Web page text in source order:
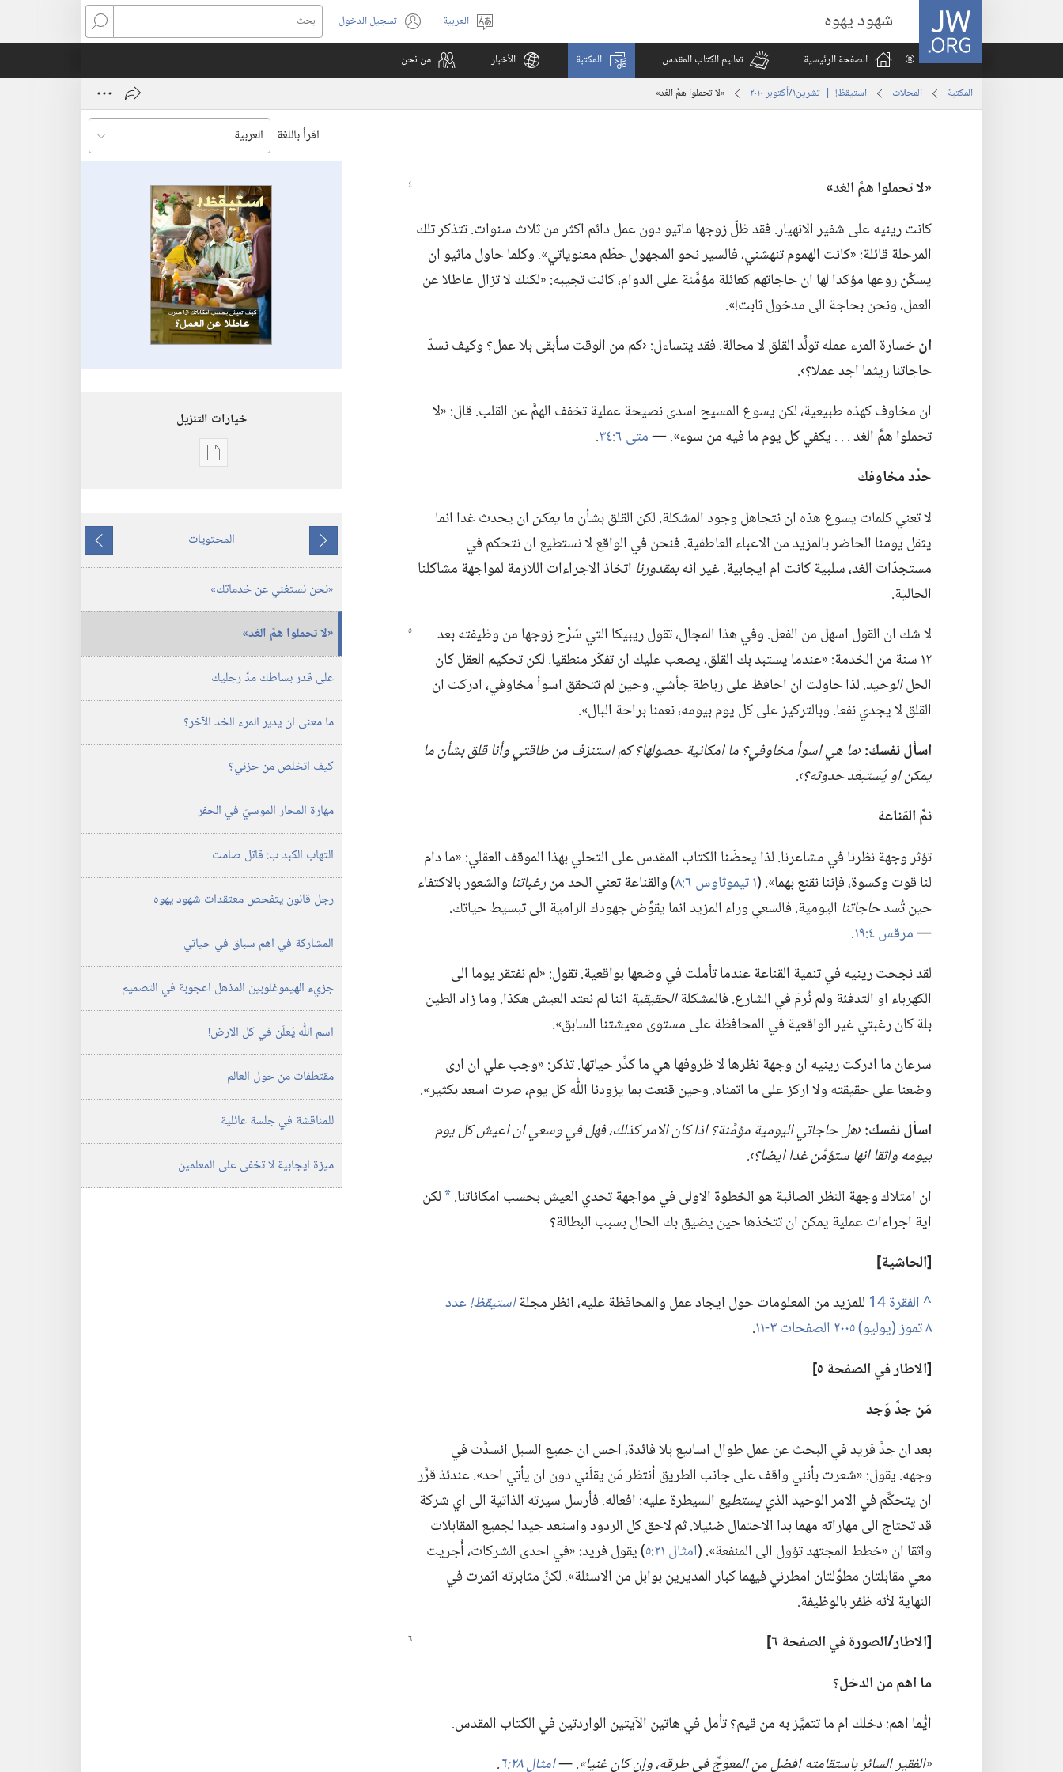
JW.ORG شهود يهوه
اختر
اللغة
العربية تسجيل الدخول
(يفتح
نافذة
بحث
الصفحة الرئيسية
تعاليم الكتاب المقدس المكتبة الأخبار من نحن
المكتبة المجلات استيقظ‏!‏ | ‏‎تشرين١/أكتوبر‏ ‏‎٢٠١٠‏ ‏«لا تحملوا همَّ الغد»‏
اقرأ باللغة
‏«‏لاتحملوا همَّ الغد»‏
كانت رينيه على شفير الانهيار.‏ فقد ظلّ زوجها ماثيو دون عمل دائم اكثر من ثلاث سنوات.‏ تتذكر تلك
المرحلة قائلة:‏ «كانت الهموم تنهشني،‏ فالسير نحو المجهول حطّم معنوياتي».‏ وكلما حاول ماثيو ان
يسكّن روعها مؤكدا لها ان حاجاتهم كعائلة مؤمَّنة على الدوام،‏ كانت تجيبه:‏ «لكنك لا تزال عاطلا عن
العمل،‏ ونحن بحاجة الى مدخول ثابت!‏».‏
انخسارة المرء عمله تولِّد القلق لا محالة.‏ فقد يتساءل:‏ ‹كم من الوقت سأبقى بلا عمل؟‏ وكيف نسدّ
حاجاتنا ريثما اجد عملا؟‏›.‏
ان مخاوف كهذه طبيعية،‏ لكن يسوع المسيح اسدى نصيحة عملية تخفف الهمَّ عن القلب.‏ قال:‏ «لا
تحملوا همَّ الغد .‏ .‏ .‏ يكفي كل يوم ما فيه من سوء».‏ —‏متى ٦:‏٣٤
‏.‏
حدِّد مخاوفك
لا تعني كلمات يسوع هذه ان نتجاهل وجود المشكلة.‏ لكن القلق بشأن مايمكنان يحدث غدا انما
يثقل يومنا الحاضر بالمزيد من الاعباء العاطفية.‏ فنحن في الواقع لا نستطيع ان نتحكم في
مستجدّات الغد،‏ سلبية كانت ام ايجابية.‏ غير انهبمقدورنا اتخاذ الاجراءات اللازمة لمواجهة مشاكلنا
الحالية.‏
لا شك ان القول اسهل من الفعل.‏ وفي هذا المجال،‏تقول ريبيكا التي سُرِّح زوجها من وظيفته بعد
١٢ سنة من الخدمة:‏ «عندما يستبد بك القلق،‏ يصعب عليك ان تفكّر منطقيا.‏ لكن تحكيم العقل كان
الحلالوحيد.‏لذا حاولت ان احافظ على رباطة جأشي.‏ وحين لم تتحقق اسوأ مخاوفي،‏ ادركت ان
القلق لا يجدي نفعا.‏ وبالتركيز على كل يوم بيومه،‏ نعمنا براحة البال».‏
اسأل نفسك:‏‏‹ما هي اسوأ مخاوفي؟‏ ما امكانية حصولها؟‏ كم استنزف من طاقتي وأنا قلق بشأن ما
يمكن او يُستبعَد حدوثه؟‏›.‏
نمِّ القناعة
تؤثر وجهة نظرنا في مشاعرنا.‏ لذا يحضّنا الكتاب المقدس على التحلي بهذا الموقف العقلي:‏ «ما دام
لنا قوت وكسوة،‏ فإننا نقنع بهما».‏ (‏١ تيموثاوس ٦:‏٨ ‏)‏ والقناعة تعني الحد منرغباتنا والشعور بالاكتفاء
حين تُسدحاجاتنا اليومية.‏ فالسعي وراء المزيد انما يقوِّض جهودك الرامية الى تبسيط حياتك.‏
—‏مرقس ٤:‏١٩
‏.‏
لقد نجحت رينيه في تنمية القناعة عندما تأملت في وضعها بواقعية.‏ تقول:‏ «لم نفتقر يوما الى
الكهرباء او التدفئة ولم نُرمَ في الشارع.‏ فالمشكلةالحقيقية اننا لم نعتد العيش هكذا.‏ وما زاد الطين
بلة كان رغبتي غير الواقعية في المحافظة على مستوى معيشتنا السابق».‏
سرعان ما ادركت رينيه ان وجهة نظرها لا ظروفها هي ما كدَّر حياتها.‏ تذكر:‏ «وجب علي ان ارى
وضعنا على حقيقته ولا اركز على ما اتمناه.‏ وحين قنعت بما يزودنا اللّٰه كل يوم،‏ صرت اسعد بكثير».‏
اسأل نفسك:‏‏‹هل حاجاتي اليومية مؤمَّنة؟‏ اذا كان الامر كذلك،‏ فهلفيوسعي ان اعيش كل يوم
بيومه واثقا انها ستؤمَّن غدا ايضا؟‏›.‏
ان امتلاك وجهة النظر الصائبة هو الخطوة الاولى في مواجهة تحدي العيش بحسب امكاناتنا.‏ * لكن
اية اجراءات عملية يمكن ان تتخذها حين يضيق بك الحال بسبب البطالة؟‏
‏[الحاشية]‏
^
للمزيد من المعلومات حول ايجاد عمل والمحافظة عليه،‏ انظر مجلةاستيقظ!‏عدد
٨ تموز (‏يوليو)‏ ٢٠٠٥ الصفحات ٣-‏١١
‏.‏
‏[الاطارفيالصفحة ٥]‏
مَن جدَّ وَجد
بعد ان جدَّ فريد في البحث عن عمل طوال اسابيع بلا فائدة،‏ احس ان جميع السبل انسدَّت في
وجهه.‏ يقول:‏ «شعرت بأنني واقف على جانب الطريق أنتظر مَن يقلّني دون ان يأتي احد».‏ عندئذ قرَّر
ان يتحكَّم في الامر الوحيد الذييستطيعالسيطرة عليه:‏ افعاله.‏ فأرسل سيرته الذاتية الى اي شركة
قد تحتاج الى مهاراته مهما بدا الاحتمال ضئيلا.‏ ثم لاحق كل الردود واستعد جيدا لجميع المقابلات
واثقا ان «خطط المجتهد تؤول الى المنفعة».‏ (‏امثال ٢١:‏٥
‏)‏ يقول فريد:‏ «في احدى الشركات،‏ أُجريت
معي مقابلتان مطوَّلتان امطرني فيهما كبار المديرين بوابل من الاسئلة».‏ لكنَّ مثابرته اثمرت في
النهاية لأنه ظفر بالوظيفة.‏
‏[الاطار/‏الصورةفيالصفحة ٦]‏
ما اهم من الدخل؟‏
ايُّما اهم:‏ دخلك ام ما تتميَّز به من قيم؟‏ تأمل في هاتين الآيتين الواردتين في الكتاب المقدس.‏
‏«الفقير السائر باستقامته افضل من المعوَجِّفيطرقه،‏ وإن كان غنيا».‏ —‏امثال ٢٨:‏٦
‏.‏
خيارات التنزيل
خيارات
أكتوبر‏
ما
يسبق
المحتويات
ما
يلي
‏«نحن نستغني عن خدماتك»‏
‏«لا تحملوا همَّ الغد»‏
على قدر بساطك مدَّ رجليك
ما معنى ان يدير المرء الخد الآخر؟‏
كيف اتخلص من حزني؟‏
مهارة المحار الموسيّ في الحفر
التهاب الكبد ب:‏ قاتل صامت
رجل قانون يتفحص معتقدات شهود يهوه
المشاركة في اهم سباق في حياتي
جزيء الهيموغلوبين المذهل اعجوبة في التصميم
اسم اللّٰه يُعلَن في كل الارض!‏
مقتطفات من حول العالم
للمناقشة في جلسة عائلية
ميزة ايجابية لا تخفى على المعلمين